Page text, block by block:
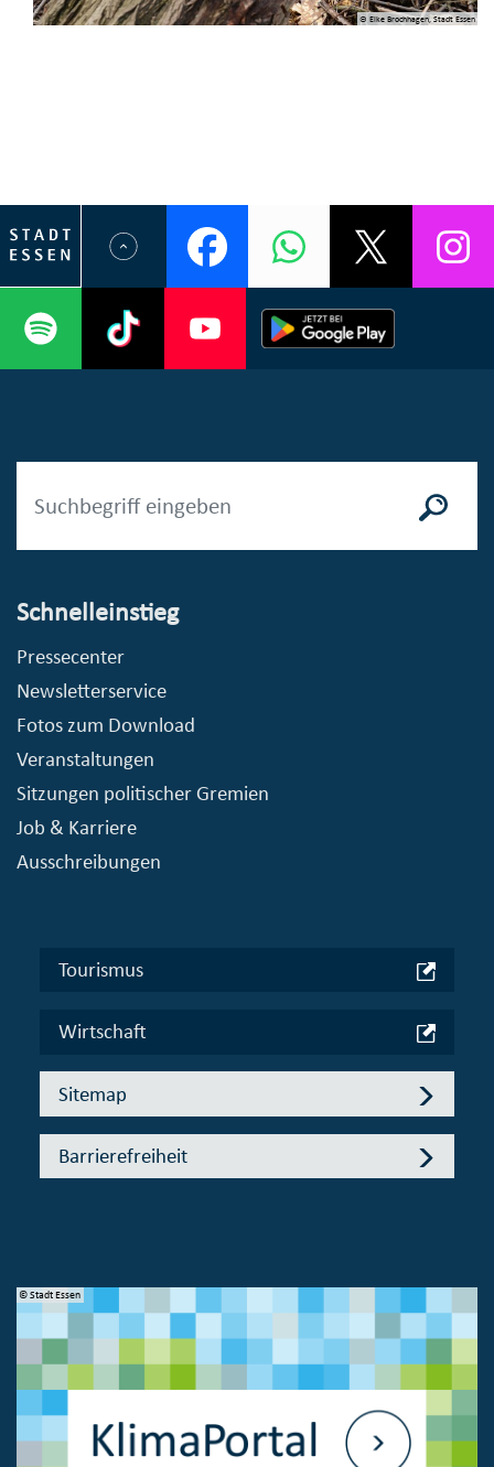
© Elke Brochhagen, Stadt Essen
Schnelleinstieg
Pressecenter
Newsletterservice
Fotos zum Download
Veranstaltungen
Sitzungen politischer Gremien
Job & Karriere
Ausschreibungen
Tourismus
Wirtschaft
Sitemap
Barrierefreiheit
© Stadt Essen